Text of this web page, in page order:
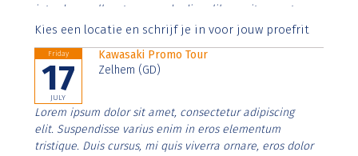
interdum nulla, ut commodo diam libero vitae erat.
Aenean faucibus nibh et justo cursus id rutrum lorem
Kies een locatie en schrijf je in voor jouw proefrit
Friday
17
JULY
Kawasaki Promo Tour
Zelhem (GD)
Lorem ipsum dolor sit amet, consectetur adipiscing
elit. Suspendisse varius enim in eros elementum
tristique. Duis cursus, mi quis viverra ornare, eros dolor